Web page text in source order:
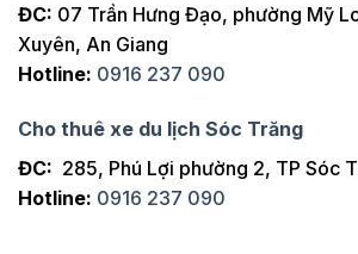
ĐC: 07 Trần Hưng Đạo, phường Mỹ
Xuyên, An Giang
Hotline: 0916 237 090
Cho thuê xe du lịch Sóc Trăng
ĐC: 285, Phú Lợi phường 2, TP Sóc
Hotline: 0916 237 090